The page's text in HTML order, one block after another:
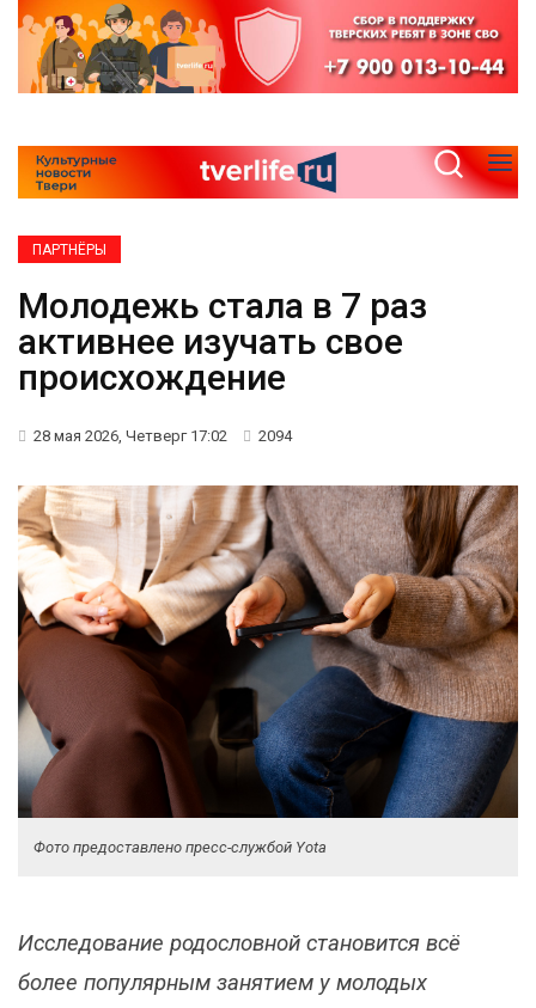
ПАРТНЁРЫ
Молодежь стала в 7 раз
активнее изучать свое
происхождение
28 мая 2026, Четверг 17:02 2094
Фото предоставлено пресс-службой Yota
Исследование родословной становится всё
более популярным занятием у молодых